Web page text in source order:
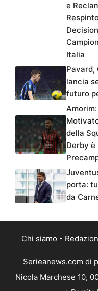
e
Italia
Pavard,
lancia
futuro
Amorim:
della
Derby è
porta:
da
Chi siamo -
Serieanews.com di
Nicola Marchese 10,